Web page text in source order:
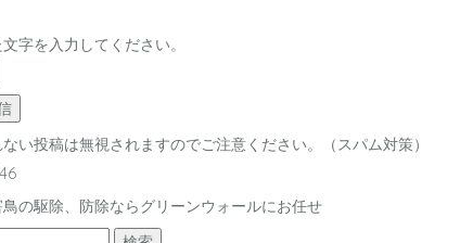
字を入力してください。
い投稿は無視されますのでご注意ください。（スパム対策）
の駆除、防除ならグリーンウォールにお任せ